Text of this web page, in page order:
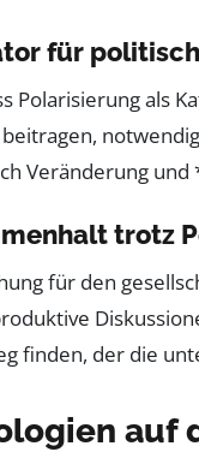
für
Polarisierung als
Veränderung
trotz
für den
finden, der die
auf